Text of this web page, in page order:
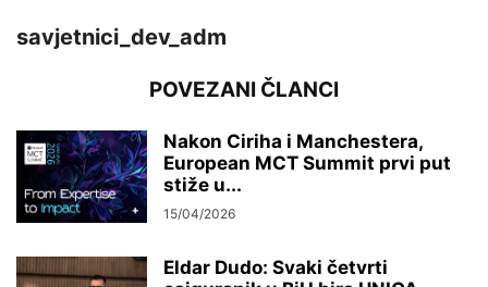
savjetnici_dev_adm
POVEZANI ČLANCI
Nakon Ciriha i Manchestera,
European MCT Summit prvi put
stiže u...
15/04/2026
Eldar Dudo: Svaki četvrti